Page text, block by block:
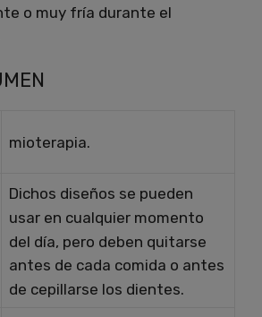
o muy fría durante el
mioterapia.
Dichos diseños se pueden
usar en cualquier momento
del día, pero deben quitarse
antes de cada comida o antes
de cepillarse los dientes.